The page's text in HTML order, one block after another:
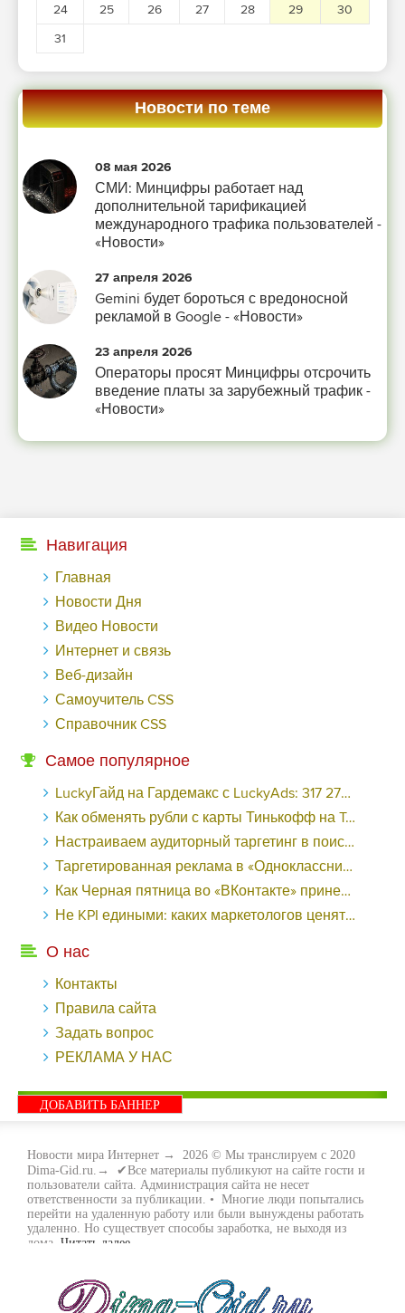
24
25 26 27 28 29
30
31
Новости по теме
08 мая 2026
СМИ: Минцифры работает над
дополнительной тарификацией
международного трафика пользователей -
«Новости»
27 апреля 2026
Gemini будет бороться с вредоносной
рекламой в Google - «Новости»
23 апреля 2026
Операторы просят Минцифры отсрочить
введение платы за зарубежный трафик -
«Новости»
Навигация
Главная
Новости Дня
Видео Новости
Интернет и связь
Веб-дизайн
Самоучитель CSS
Справочник CSS
Самое популярное
LuckyГайд на Гардемакс с LuckyAds: 317 279 рублей за 10 дней - «Надо знать»
Как обменять рубли с карты Тинькофф на Tether ERC20 (USDT)?
Настраиваем аудиторный таргетинг в поисковой кампании Google Ads - «Заработок»
Таргетированная реклама в «Одноклассниках»: как ее настроить и нужно ли - «Заработок»
Как Черная пятница во «ВКонтакте» принесла магазину подарков 221 продажу по цене 38 рублей - «Заработок»
Не KPI едиными: каких маркетологов ценят - «Заработок»
О нас
Контакты
Правила сайта
Задать вопрос
РЕКЛАМА У НАС
ДОБАВИТЬ БАННЕР
Новости мира Интернет → 2026 © Мы транслируем с 2020
Dima-Gid.ru.→ ✔Все материалы публикуют на сайте гости и
пользователи сайта. Администрация сайта не несет
ответственности за публикации. • Многие люди попытались
перейти на удаленную работу или были вынуждены работать
удаленно. Но существует способы заработка, не выходя из
дома. Читать далее...
много. Все зависит только от вас, чем вы хотите заняться и, что
вам придётся по душе. Наш сайт собирает для вас всю